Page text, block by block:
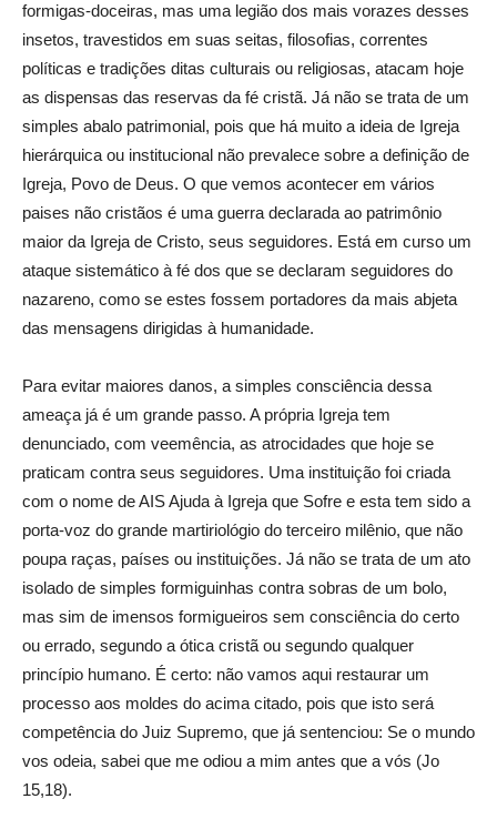
formigas-doceiras, mas uma legião dos mais vorazes desses
insetos, travestidos em suas seitas, filosofias, correntes
políticas e tradições ditas culturais ou religiosas, atacam hoje
as dispensas das reservas da fé cristã. Já não se trata de um
simples abalo patrimonial, pois que há muito a ideia de Igreja
hierárquica ou institucional não prevalece sobre a definição de
Igreja, Povo de Deus. O que vemos acontecer em vários
paises não cristãos é uma guerra declarada ao patrimônio
maior da Igreja de Cristo, seus seguidores. Está em curso um
ataque sistemático à fé dos que se declaram seguidores do
nazareno, como se estes fossem portadores da mais abjeta
das mensagens dirigidas à humanidade.
Para evitar maiores danos, a simples consciência dessa
ameaça já é um grande passo. A própria Igreja tem
denunciado, com veemência, as atrocidades que hoje se
praticam contra seus seguidores. Uma instituição foi criada
com o nome de AIS Ajuda à Igreja que Sofre e esta tem sido a
porta-voz do grande martiriológio do terceiro milênio, que não
poupa raças, países ou instituições. Já não se trata de um ato
isolado de simples formiguinhas contra sobras de um bolo,
mas sim de imensos formigueiros sem consciência do certo
ou errado, segundo a ótica cristã ou segundo qualquer
princípio humano. É certo: não vamos aqui restaurar um
processo aos moldes do acima citado, pois que isto será
competência do Juiz Supremo, que já sentenciou: Se o mundo
vos odeia, sabei que me odiou a mim antes que a vós (Jo
15,18).